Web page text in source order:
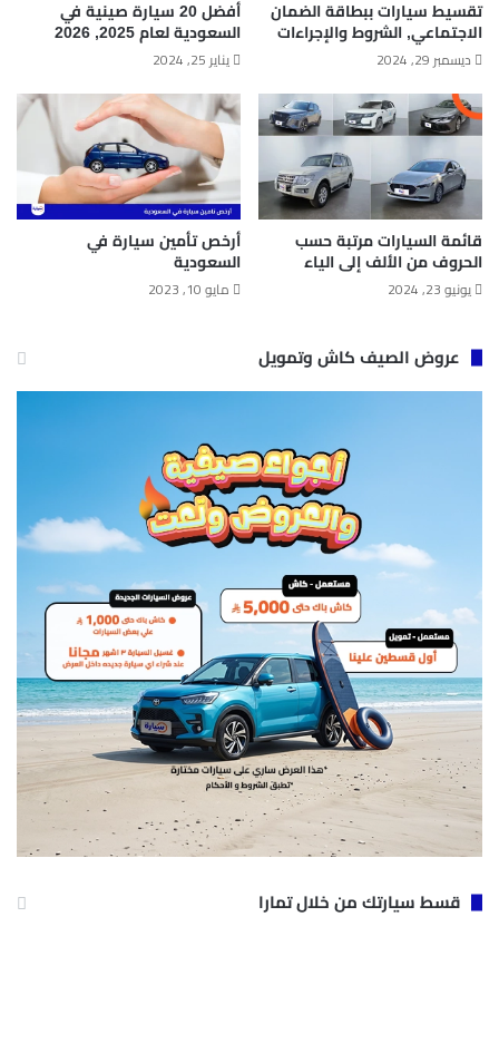
تقسيط سيارات ببطاقة الضمان
الاجتماعي, الشروط والإجراءات
ديسمبر 29, 2024
أفضل 20 سيارة صينية في
السعودية لعام 2025, 2026
يناير 25, 2024
قائمة السيارات مرتبة حسب
الحروف من الألف إلى الياء
يونيو 23, 2024
أرخص تأمين سيارة في
السعودية
مايو 10, 2023
عروض الصيف كاش وتمويل
قسط سيارتك من خلال تمارا